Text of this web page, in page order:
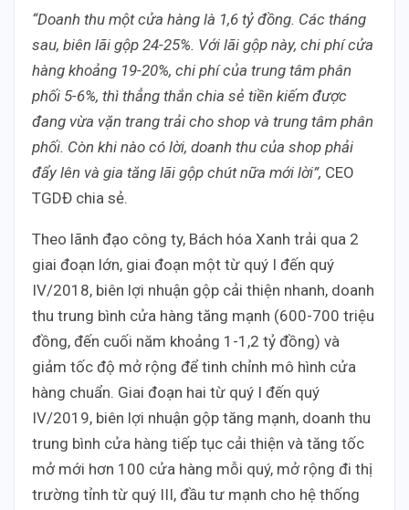
“Doanh thu một cửa hàng là 1,6 tỷ đồng. Các tháng
sau, biên lãi gộp 24-25%. Với lãi gộp này, chi phí cửa
hàng khoảng 19-20%, chi phí của trung tâm phân
phối 5-6%, thì thẳng thắn chia sẻ tiền kiếm được
đang vừa vặn trang trải cho shop và trung tâm phân
phối. Còn khi nào có lời, doanh thu của shop phải
đẩy lên và gia tăng lãi gộp chút nữa mới lời”, CEO
TGDĐ chia sẻ.
Theo lãnh đạo công ty, Bách hóa Xanh trải qua 2
giai đoạn lớn, giai đoạn một từ quý I đến quý
IV/2018, biên lợi nhuận gộp cải thiện nhanh, doanh
thu trung bình cửa hàng tăng mạnh (600-700 triệu
đồng, đến cuối năm khoảng 1-1,2 tỷ đồng) và
giảm tốc độ mở rộng để tinh chỉnh mô hình cửa
hàng chuẩn. Giai đoạn hai từ quý I đến quý
IV/2019, biên lợi nhuận gộp tăng mạnh, doanh thu
trung bình cửa hàng tiếp tục cải thiện và tăng tốc
mở mới hơn 100 cửa hàng mỗi quý, mở rộng đi thị
trường tỉnh từ quý III, đầu tư mạnh cho hệ thống